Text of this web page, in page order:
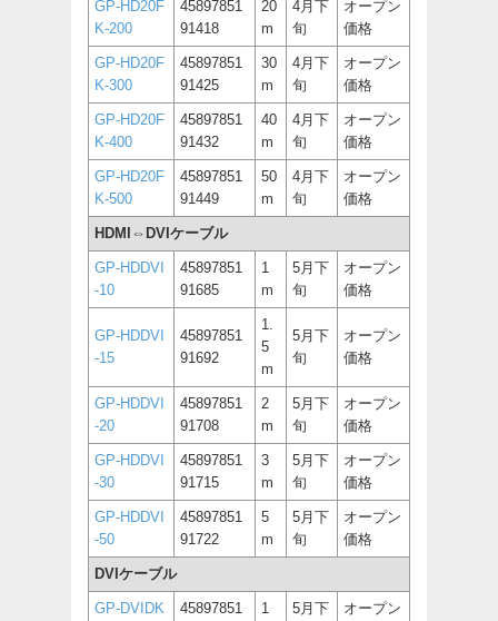
GP-HD20F
K-200
45897851
91418
20
m
4月下
旬
オープン
価格
GP-HD20F
K-300
45897851
91425
30
m
4月下
旬
オープン
価格
GP-HD20F
K-400
45897851
91432
40
m
4月下
旬
オープン
価格
GP-HD20F
K-500
45897851
91449
50
m
4月下
旬
オープン
価格
HDMI⇔DVIケーブル
GP-HDDVI
-10
45897851
91685
1
m
5月下
旬
オープン
価格
GP-HDDVI
-15
45897851
91692
1.
5
m
5月下
旬
オープン
価格
GP-HDDVI
-20
45897851
91708
2
m
5月下
旬
オープン
価格
GP-HDDVI
-30
45897851
91715
3
m
5月下
旬
オープン
価格
GP-HDDVI
-50
45897851
91722
5
m
5月下
旬
オープン
価格
DVIケーブル
GP-DVIDK
45897851
1
5月下
オープン